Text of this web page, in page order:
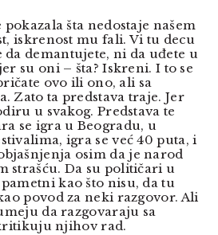
pokazala šta nedostaje našem
iskrenost mu fali. Vi tu decu
da demantujete, ni da uđete u
su oni – šta? Iskreni. I to se
ovo ili ono, ali sa
Zato ta predstava traje. Jer
u svakog. Predstava te
se igra u Beogradu, u
igra se već 40 puta, i
osim da je narod
strašću. Da su političari u
kao što nisu, da tu
povod za neki razgovor. Ali
da razgovaraju sa
njihov rad.